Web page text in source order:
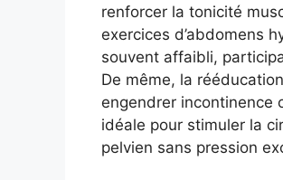
renforcer la tonicité
exercices d’abdomens
souvent affaibli,
De même, la
engendrer incontinence
idéale pour stimuler la
pelvien sans pression